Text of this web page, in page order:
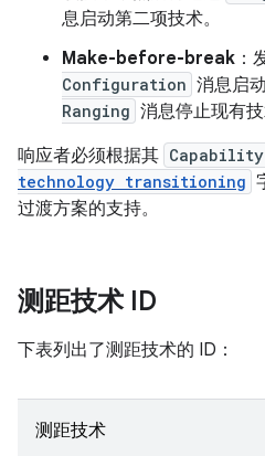
息启动第二项技术。
Make-before-break ：
Configuration 消息启
Ranging 消息停止现有技
响应者必须根据其 Capability
technology transitioning
过渡方案的支持。
测距技术 ID
下表列出了测距技术的 ID：
测距技术